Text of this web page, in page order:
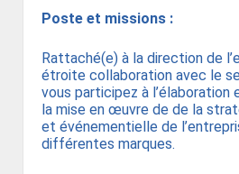
Poste et missions :
Rattaché(e) à la direction de
étroite collaboration avec le
vous participez à l’élaboration
la mise en œuvre de de la
et événementielle de
différentes marques.